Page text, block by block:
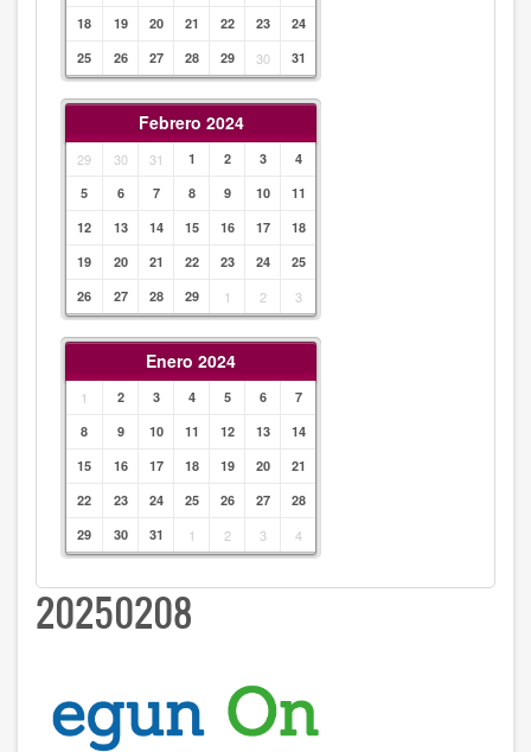
18
19 20 21 22 23
24
25
26 27 28 29 30 31
Febrero 2024
29 30 31 1 2 3
4
5
6 7 8 9 10
11
12
13 14 15 16 17
18
19
20 21 22 23 24
25
26
27 28 29 1 2 3
Enero 2024
1 2 3 4 5 6
7
8
9 10 11 12 13
14
15
16 17 18 19 20
21
22
23 24 25 26 27
28
29
30 31 1 2 3 4
20250208